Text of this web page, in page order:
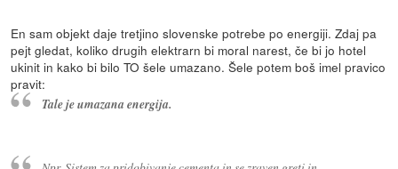
En sam objekt daje tretjino slovenske potrebe po energiji. Zdaj pa
pejt gledat, koliko drugih elektrarn bi moral narest, če bi jo hotel
ukinit in kako bi bilo TO šele umazano. Šele potem boš imel pravico
pravit:
Tale je umazana energija.